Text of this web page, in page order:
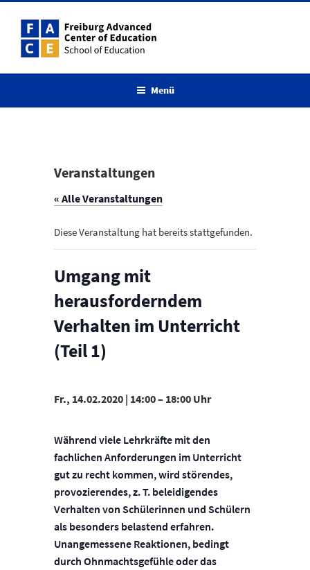
Inhalt
springen
Menü
Veranstaltungen
« Alle Veranstaltungen
Diese Veranstaltung hat bereits stattgefunden.
Umgang mit
herausforderndem
Verhalten im Unterricht
(Teil 1)
Fr., 14.02.2020 | 14:00– 18:00
Während viele Lehrkräfte mit den
fachlichen Anforderungen im Unterricht
gut zu recht kommen, wird störendes,
provozierendes, z. T. beleidigendes
Verhalten von Schülerinnen und Schülern
als besonders belastend erfahren.
Unangemessene Reaktionen, bedingt
durch Ohnmachtsgefühle oder das